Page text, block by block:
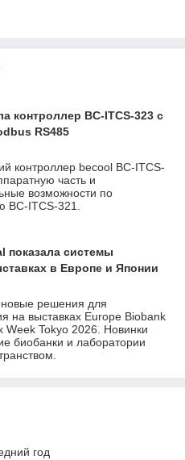
контроллер BC-ITCS-323 с
RS485
контроллер becool BC-ITCS-
часть и
возможности по
BC-ITCS-321.
показала системы
в Европе и Японии
новые решения для
на выставках Europe Biobank
Week Tokyo 2026. Новинки
биобанки и лаборатории
год